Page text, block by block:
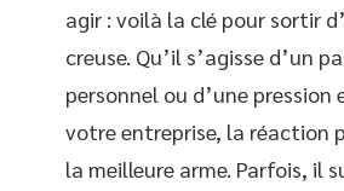
agir : voilà la clé pour sortir
creuse. Qu’il s’agisse d’un
personnel ou d’une pression
votre entreprise, la réaction
la meilleure arme. Parfois, il